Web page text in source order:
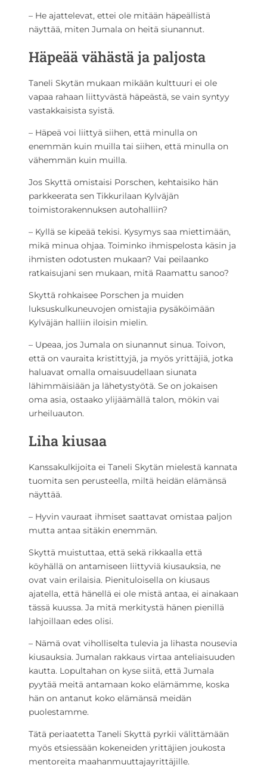
– He ajattelevat, ettei ole mitään häpeällistä
näyttää, miten Jumala on heitä siunannut.
Häpeää vähästä ja paljosta
Taneli Skytän mukaan mikään kulttuuri ei ole
vapaa rahaan liittyvästä häpeästä, se vain syntyy
vastakkaisista syistä.
– Häpeä voi liittyä siihen, että minulla on
enemmän kuin muilla tai siihen, että minulla on
vähemmän kuin muilla.
Jos Skyttä omistaisi Porschen, kehtaisiko hän
parkkeerata sen Tikkurilaan Kylväjän
toimistorakennuksen autohalliin?
– Kyllä se kipeää tekisi. Kysymys saa miettimään,
mikä minua ohjaa. Toiminko ihmispelosta käsin ja
ihmisten odotusten mukaan? Vai peilaanko
ratkaisujani sen mukaan, mitä Raamattu sanoo?
Skyttä rohkaisee Porschen ja muiden
luksuskulkuneuvojen omistajia pysäköimään
Kylväjän halliin iloisin mielin.
– Upeaa, jos Jumala on siunannut sinua. Toivon,
että on vauraita kristittyjä, ja myös yrittäjiä, jotka
haluavat omalla omaisuudellaan siunata
lähimmäisiään ja lähetystyötä. Se on jokaisen
oma asia, ostaako ylijäämällä talon, mökin vai
urheiluauton.
Liha kiusaa
Kanssakulkijoita ei Taneli Skytän mielestä kannata
tuomita sen perusteella, miltä heidän elämänsä
näyttää.
– Hyvin vauraat ihmiset saattavat omistaa paljon
mutta antaa sitäkin enemmän.
Skyttä muistuttaa, että sekä rikkaalla että
köyhällä on antamiseen liittyviä kiusauksia, ne
ovat vain erilaisia. Pienituloisella on kiusaus
ajatella, että hänellä ei ole mistä antaa, ei ainakaan
tässä kuussa. Ja mitä merkitystä hänen pienillä
lahjoillaan edes olisi.
– Nämä ovat viholliselta tulevia ja lihasta nousevia
kiusauksia. Jumalan rakkaus virtaa anteliaisuuden
kautta. Lopultahan on kyse siitä, että Jumala
pyytää meitä antamaan koko elämämme, koska
hän on antanut koko elämänsä meidän
puolestamme.
Tätä periaatetta Taneli Skyttä pyrkii välittämään
myös etsiessään kokeneiden yrittäjien joukosta
mentoreita maahanmuuttajayrittäjille.